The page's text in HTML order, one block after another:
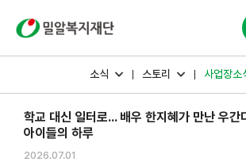
소식 스토리 사업장소
학교 대신 일터로... 배우 한지혜가 만난 우간
아이들의 하루
2026.07.01